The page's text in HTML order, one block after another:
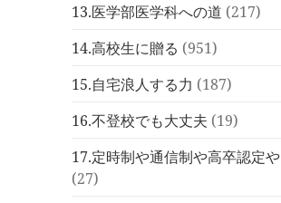
13.医学部医学科への道 (217)
14.高校生に贈る (951)
15.自宅浪人する力 (187)
16.不登校でも大丈夫 (19)
17.定時制や通信制や高卒認定や
(27)